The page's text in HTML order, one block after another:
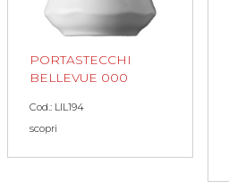
PORTASTECCHI
BELLEVUE 000
Cod.: LIL194
scopri